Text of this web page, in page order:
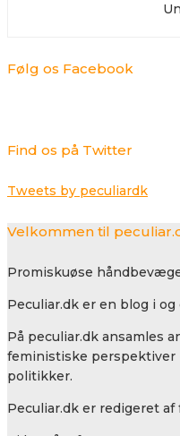
Følg os Facebook
Find os på Twitter
Tweets by peculiardk
Velkommen til
Promiskuøse
Peculiar.dk er en blog i og
På peculiar.dk ansamles
feministiske perspektiver
politikker.
Peculiar.dk er redigeret